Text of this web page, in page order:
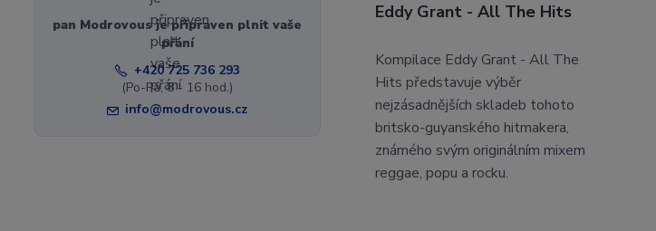
pan Modrovous je připraven plnit vaše
přání
+420 725 736 293
(Po-Pá, 8 - 16 hod.)
info@modrovous.cz
Eddy Grant - All The Hits
Kompilace Eddy Grant - All The
Hits představuje výběr
nejzásadnějších skladeb tohoto
britsko-guyanského hitmakera,
známého svým originálním mixem
reggae, popu a rocku.